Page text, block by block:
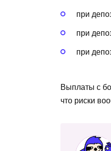
при
при
при
Выплаты с
что риски